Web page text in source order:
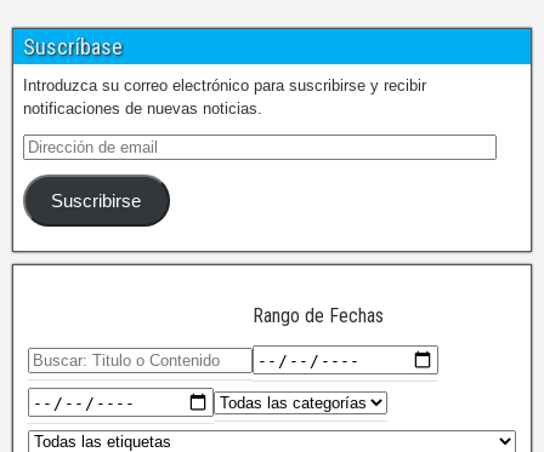
Suscríbase
Introduzca su correo electrónico para suscribirse y recibir
notificaciones de nuevas noticias.
Suscribirse
Rango de Fechas